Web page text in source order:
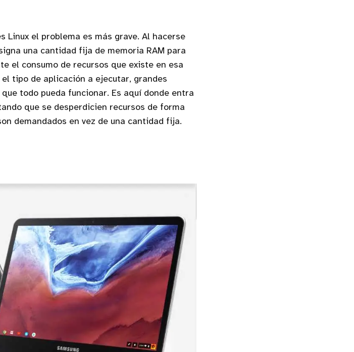
Linux el problema es más grave. Al hacerse
una cantidad fija de memoria RAM para
el consumo de recursos que existe en esa
tipo de aplicación a ejecutar, grandes
todo pueda funcionar. Es aquí donde entra
que se desperdicien recursos de forma
demandados en vez de una cantidad fija.